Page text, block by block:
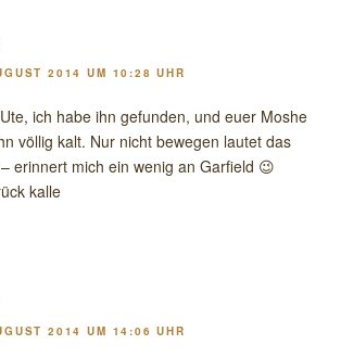
2014 UM 10:28 UHR
ich habe ihn gefunden, und euer Moshe
völlig kalt. Nur nicht bewegen lautet das
erinnert mich ein wenig an Garfield 😉
kalle
2014 UM 14:06 UHR